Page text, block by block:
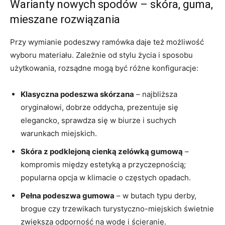
Warianty nowych spodów – skóra, guma,
mieszane rozwiązania
Przy wymianie podeszwy ramówka daje też możliwość
wyboru materiału. Zależnie od stylu życia i sposobu
użytkowania, rozsądne mogą być różne konfiguracje:
Klasyczna podeszwa skórzana – najbliższa
oryginałowi, dobrze oddycha, prezentuje się
elegancko, sprawdza się w biurze i suchych
warunkach miejskich.
Skóra z podklejoną cienką zelówką gumową –
kompromis między estetyką a przyczepnością;
popularna opcja w klimacie o częstych opadach.
Pełna podeszwa gumowa – w butach typu derby,
brogue czy trzewikach turystyczno-miejskich świetnie
zwiększa odporność na wodę i ścieranie.